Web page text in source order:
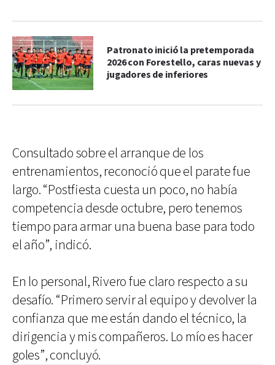
Patronato inició la pretemporada
2026 con Forestello, caras nuevas y
jugadores de inferiores
Consultado sobre el arranque de los
entrenamientos, reconoció que el parate fue
largo. “Postfiesta cuesta un poco, no había
competencia desde octubre, pero tenemos
tiempo para armar una buena base para todo
el año”, indicó.
En lo personal, Rivero fue claro respecto a su
desafío. “Primero servir al equipo y devolver la
confianza que me están dando el técnico, la
dirigencia y mis compañeros. Lo mío es hacer
goles”, concluyó.